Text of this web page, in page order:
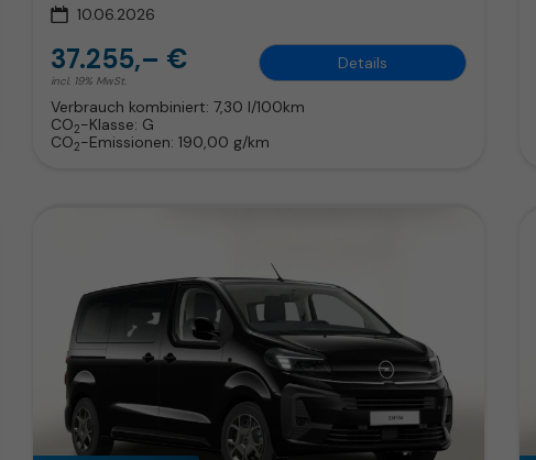
10.06.2026
37.255,– €
incl. 19% MwSt.
Details
Verbrauch kombiniert: 7,30 l/100km
CO2-Klasse: G
CO2-Emissionen: 190,00 g/km